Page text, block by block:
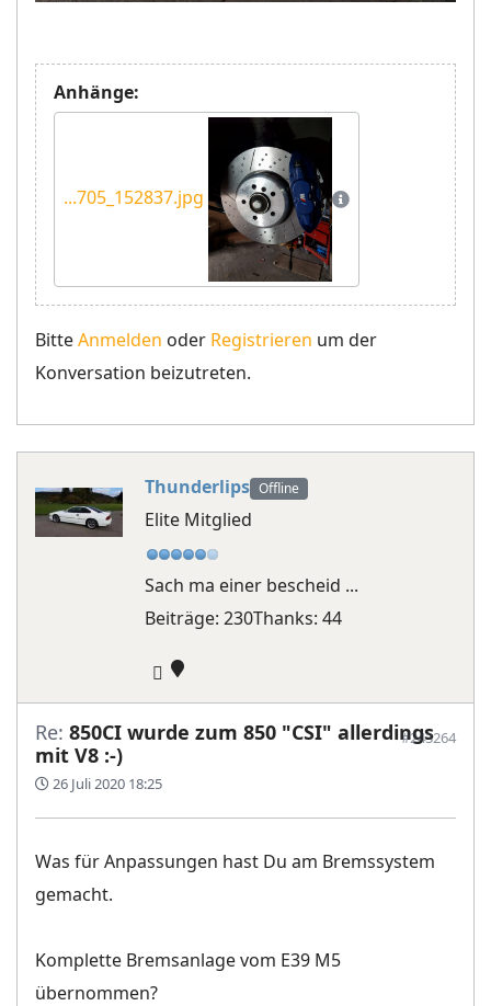
Anhänge:
...705_152837.jpg
BitteAnmelden oder Registrieren um der
Konversation beizutreten.
Thunderlips Offline
Elite Mitglied
Sach ma einer bescheid ...
Beiträge: 230Thanks: 44
Re: 850CI wurde zum 850 "CSI" allerdings
mit V8 :-)
26 Juli 2020 18:25
#243264
Was für Anpassungen hast Du am Bremssystem
gemacht.
Komplette Bremsanlage vom E39 M5
übernommen?